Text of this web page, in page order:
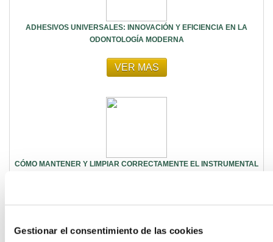
Gestionar el consentimiento de las cookies
ADHESIVOS UNIVERSALES: INNOVACIÓN Y EFICIENCIA EN LA
ODONTOLOGÍA MODERNA
VER MAS
CÓMO MANTENER Y LIMPIAR CORRECTAMENTE EL INSTRUMENTAL
VER MAS